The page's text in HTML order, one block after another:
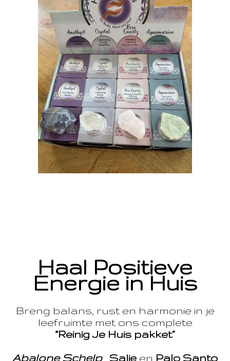
Haal Positieve
Energie in Huis
Breng balans, rust en harmonie in je
leefruimte met ons complete
“Reinig Je Huis pakket”
Abalone Schelp, Salie en Palo Santo